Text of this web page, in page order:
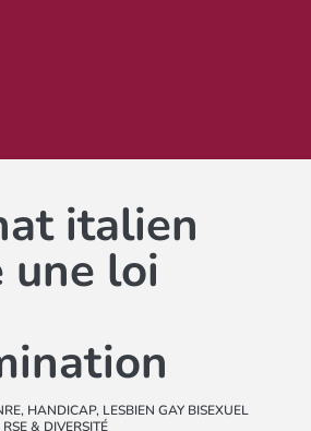
italien
une loi
, HANDICAP, LESBIEN GAY BISEXUEL
RSE & DIVERSITÉ